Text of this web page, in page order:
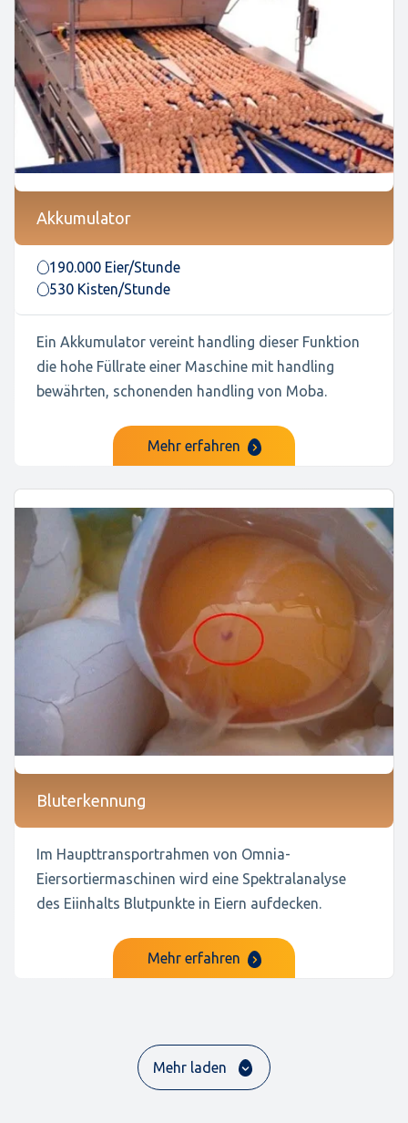
Akkumulator
190.000 Eier/Stunde
530 Kisten/Stunde
Ein Akkumulator vereint handling dieser Funktion
die hohe Füllrate einer Maschine mit handling
bewährten, schonenden handling von Moba.
Mehr erfahren
Bluterkennung
Im Haupttransportrahmen von Omnia-
Eiersortiermaschinen wird eine Spektralanalyse
des Eiinhalts Blutpunkte in Eiern aufdecken.
Mehr erfahren
Mehr laden